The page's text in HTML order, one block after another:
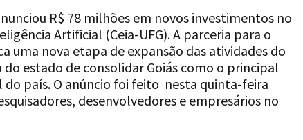
R$ 78 milhões em novos investimentos no
Artificial (Ceia-UFG). A parceria para o
uma nova etapa de expansão das atividades do
estado de consolidar Goiás como o principal
país. O anúncio foi feito nesta quinta-feira
desenvolvedores e empresários no